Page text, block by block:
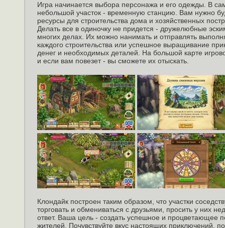
Игра начинается выбора персонажа и его одежды. В
небольшой участок - временную станцию. Вам нужно
ресурсы для строительства дома и хозяйственных
Делать все в одиночку не придется - дружелюбные
многих делах. Их можно нанимать и отправлять
каждого строительства или успешное выращивание
денег и необходимых деталей. На большой карте
и если вам повезет - вы сможете их отыскать.
Клондайк построен таким образом, что участки
торговать и обмениваться с друзьями, просить у них
ответ. Ваша цель - создать успешное и процветающее
жителей. Почувствуйте вкус настоящих приключений,